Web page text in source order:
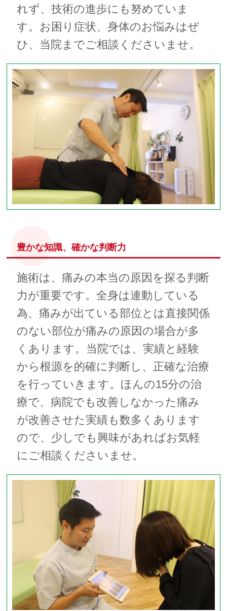
れず、技術の進歩にも努めていま
す。お困り症状、身体のお悩みはぜ
ひ、当院までご相談くださいませ。
豊かな知識、確かな判断力
施術は、痛みの本当の原因を探る判断
力が重要です。全身は連動している
為、痛みが出ている部位とは直接関係
のない部位が痛みの原因の場合が多
くあります。当院では、実績と経験
から根源を的確に判断し、正確な治療
を行っていきます。ほんの15分の治
療で、病院でも改善しなかった痛み
が改善させた実績も数多くあります
ので、少しでも興味があればお気軽
にご相談くださいませ。